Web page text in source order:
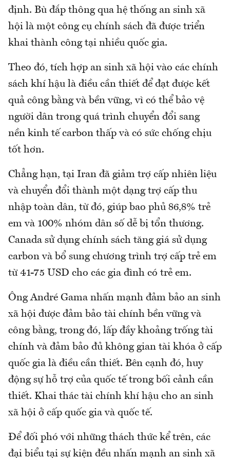
định. Bù đắp thông qua hệ thống an sinh xã
hội là một công cụ chính sách đã được triển
khai thành công tại nhiều quốc gia.
Theo đó, tích hợp an sinh xã hội vào các chính
sách khí hậu là điều cần thiết để đạt được kết
quả công bằng và bền vững, vì có thể bảo vệ
người dân trong quá trình chuyển đổi sang
nền kinh tế carbon thấp và có sức chống chịu
tốt hơn.
Chẳng hạn, tại Iran đã giảm trợ cấp nhiên liệu
và chuyển đổi thành một dạng trợ cấp thu
nhập toàn dân, từ đó, giúp bao phủ 86,8% trẻ
em và 100% nhóm dân số dễ bị tổn thương.
Canada sử dụng chính sách tăng giá sử dụng
carbon và bổ sung chương trình trợ cấp trẻ em
từ 41-75 USD cho các gia đình có trẻ em.
Ông André Gama nhấn mạnh đảm bảo an sinh
xã hội được đảm bảo tài chính bền vững và
công bằng, trong đó, lấp đầy khoảng trống tài
chính và đảm bảo đủ không gian tài khóa ở cấp
quốc gia là điều cần thiết. Bên cạnh đó, huy
động sự hỗ trợ của quốc tế trong bối cảnh cần
thiết. Khai thác tài chính khí hậu cho an sinh
xã hội ở cấp quốc gia và quốc tế.
Để đối phó với những thách thức kể trên, các
đại biểu tại sự kiện đều nhấn mạnh an sinh xã